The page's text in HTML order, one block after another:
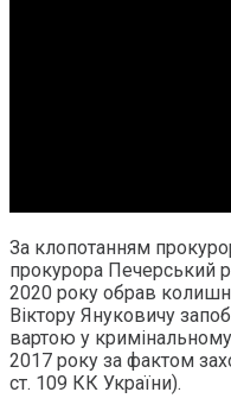
За клопотанням
прокурора Печерський
2020 року обрав
Віктору Януковичу
вартою у
2017 року за фактом
ст. 109 КК України).